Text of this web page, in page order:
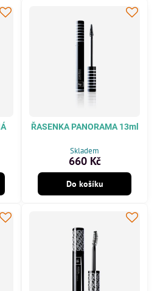
ŘASENKA PANORAMA 13ml
Skladem
660 Kč
Do košíku